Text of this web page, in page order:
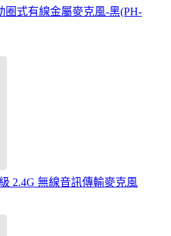
圈式有線金屬麥克風-黑(PH-
2.4G 無線音訊傳輸麥克風